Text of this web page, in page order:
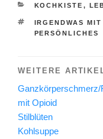
KATEGORIEN
KOCHKISTE ,
SCHLAGWÖRTER
IRGENDWAS MIT
PERSÖNLICHES
WEITERE
Ganzkörperschmerz/
mit Opioid
Stilblüten
Kohlsuppe